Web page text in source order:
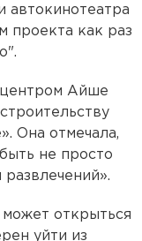
автокинотеатра
проекта как раз
Айше
Она отмечала,
не просто
открыться
уйти из